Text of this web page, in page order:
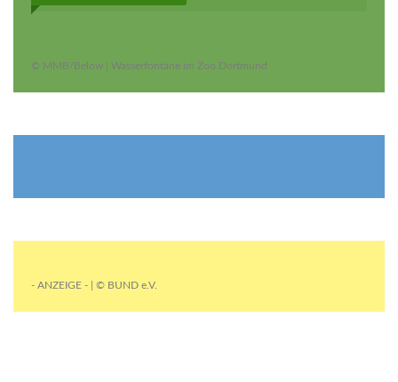
© MMB/Below | Wasserfontäne im Zoo Dortmund
- ANZEIGE - | © BUND e.V.